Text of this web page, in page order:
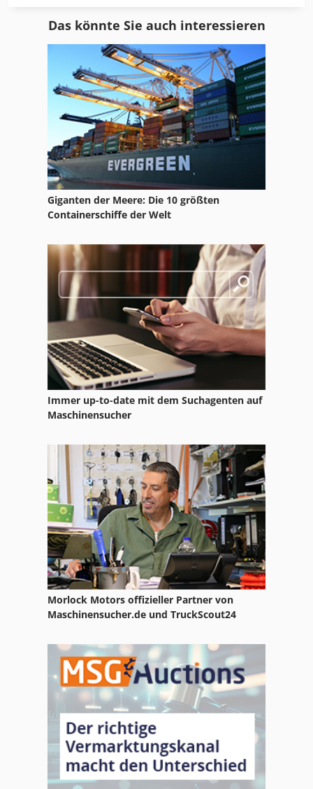
Cordia S 30
Eht Ecopress 135-30
Einhell Dhg 200
Einhell Dsc 150
Einhell Tb 13
Heli Cpcd 30
Kaeser Bs 50
Kaeser Bs 60
Kaeser Cs 90
Kaeser M 30
Matec 30 Hv
Matec 30 L
Schaeff Hml 30 B
Sertom Emo 30-30
Sullair 65
Das könnte Sie auch interessieren
Giganten der Meere: Die 10 größten
Containerschiffe der Welt
Immer up-to-date mit dem Suchagenten auf
Maschinensucher
Morlock Motors offizieller Partner von
Maschinensucher.de und TruckScout24